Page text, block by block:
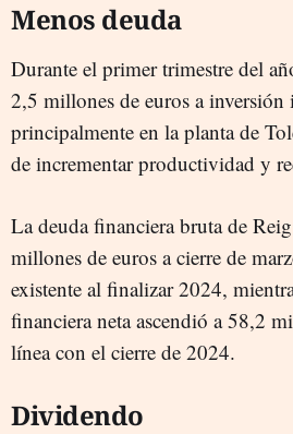
Menos deuda
Durante el primer trimestre del
2,5 millones de euros a inversión
principalmente en la planta de
de incrementar productividad y
La deuda financiera bruta de
millones de euros a cierre de
existente al finalizar 2024,
financiera neta ascendió a 58,2
línea con el cierre de 2024.
Dividendo